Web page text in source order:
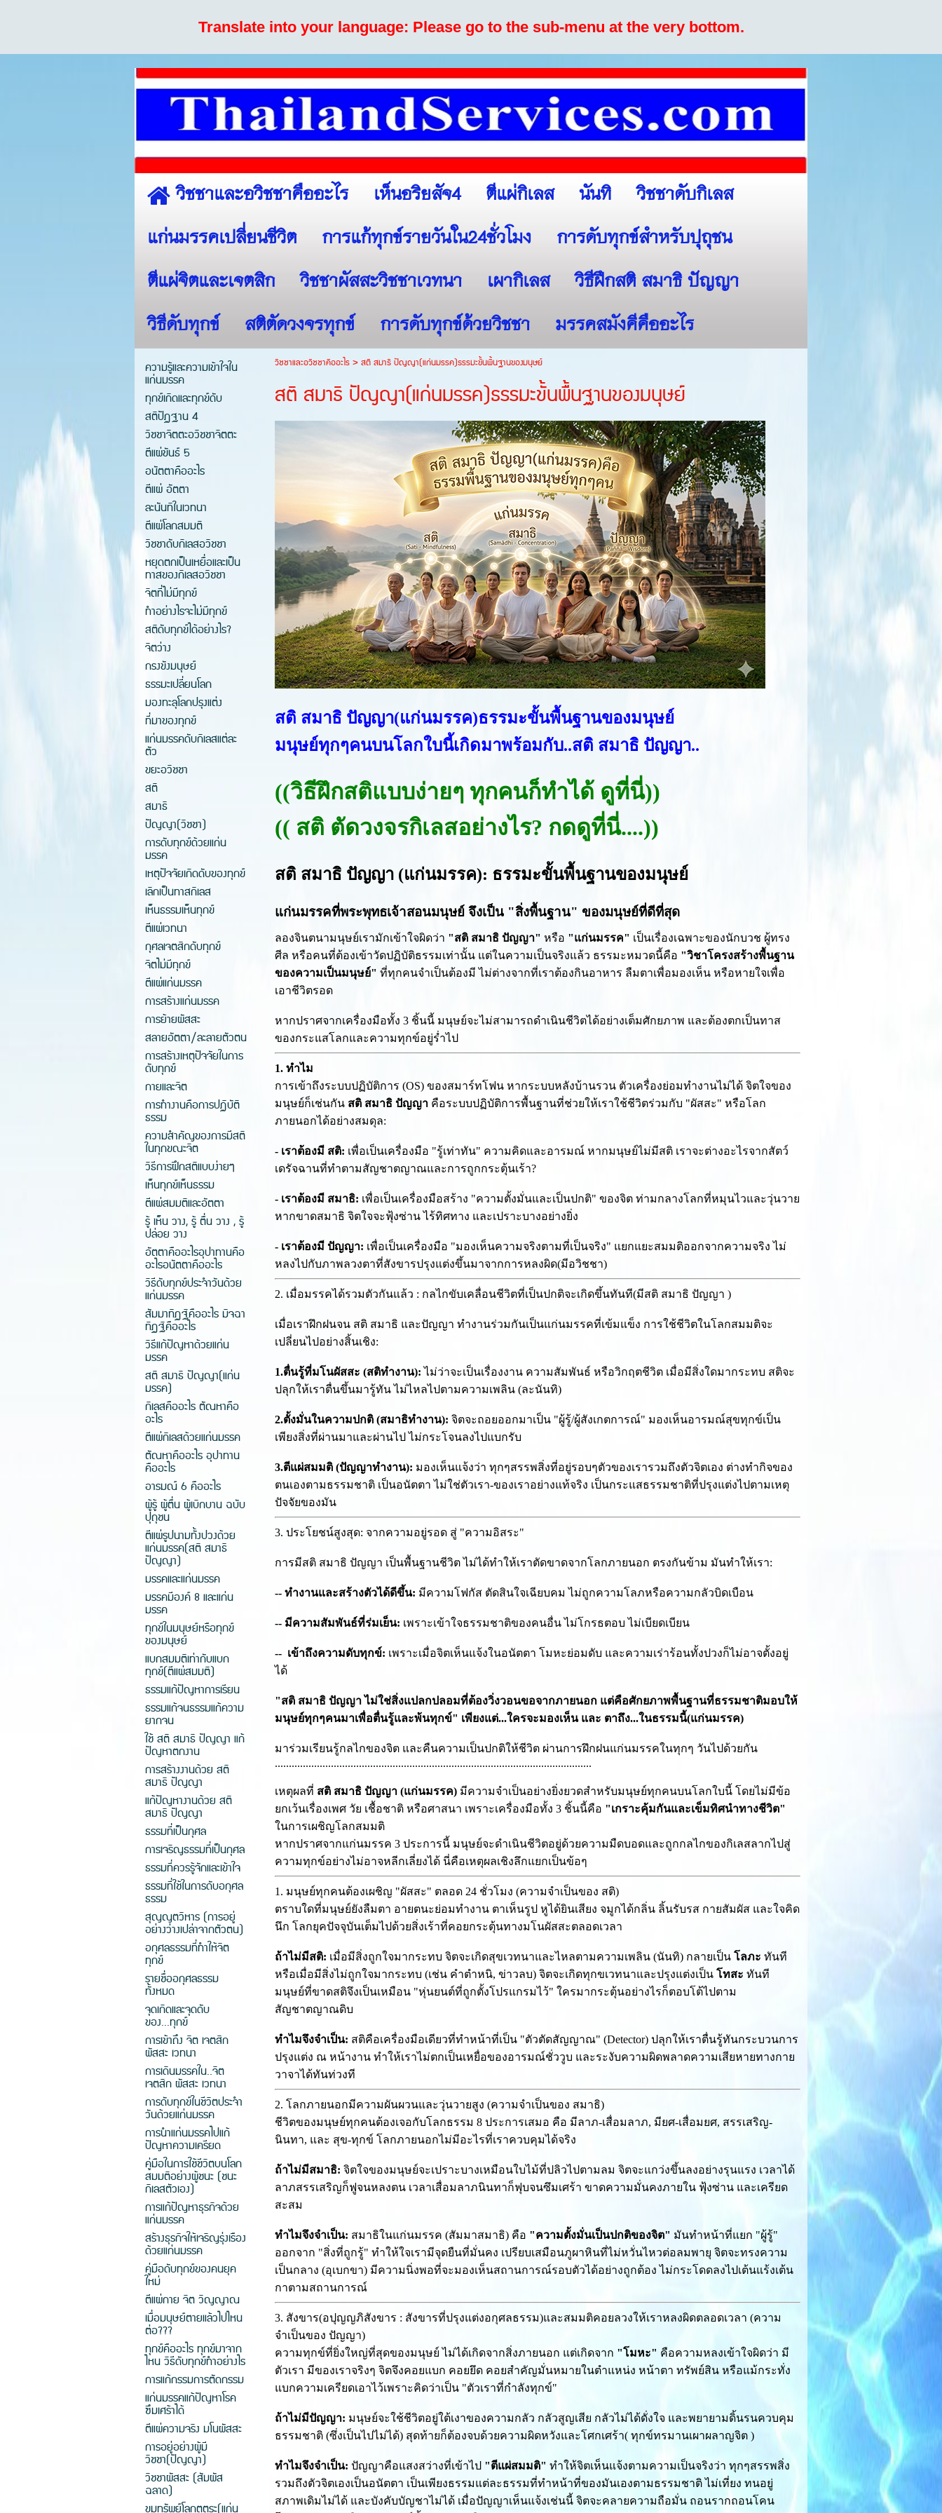
Translate into your language: Please go to the sub-menu at the very bottom.
วิชชาและอวิชชาคืออะไร เห็นอริยสัจ4 ตีแผ่กิเลส นันทิ
วิชชาดับกิเลส
แก่นมรรคเปลี่ยนชีวิต
การแก้ทุกข์รายวันใน24ชั่วโมง
การดับทุกข์สำหรับปุถุชน
ตีแผ่จิตและเจตสิก
วิชชาผัสสะวิชชาเวทนา เผากิเลส
วิธีฝึกสติ สมาธิ ปัญญา
วิธีดับทุกข์
สติตัดวงจรทุกข์ การดับทุกข์ด้วยวิชชา มรรคสมังคีคืออะไร
ความรู้และความเข้าใจใน
แก่นมรรค
ทุกข์เกิดและทุกข์ดับ
สติปัฏฐาน 4
วิชชาจิตตะอวิชชาจิตตะ
ตีแผ่ขันธ์ 5
อนัตตาคืออะไร
ตีแผ่ อัตตา
ละนันทิในเวทนา
ตีแผ่โลกสมมติ
วิชชาดับกิเลสอวิชชา
หยุดตกเป็นเหยื่อและเป็น
ทาสของกิเลสอวิชชา
จิตที่ไม่มีทุกข์
ทำอย่างไรจะไม่มีทุกข์
สติดับทุกข์ได้อย่างไร?
จิตว่าง
กรงขังมนุษย์
ธรรมะเปลี่ยนโลก
มองทะลุโลกปรุงแต่ง
ที่มาของทุกข์
แก่นมรรคดับกิเลสแต่ละ
ตัว
ขยะอวิชชา
สติ
สมาธิ
ปัญญา(วิชชา)
การดับทุกข์ด้วยแก่น
มรรค
เหตุปัจจัยเกิดดับของทุกข์
เลิกเป็นทาสกิเลส
เห็นธรรมเห็นทุกข์
ตีแผ่เวทนา
กุศลเจตสิกดับทุกข์
จิตไม่มีทุกข์
ตีแผ่แก่นมรรค
การสร้างแก่นมรรค
การย้ายผัสสะ
สลายอัตตา/ละลายตัวตน
การสร้างเหตุปัจจัยในการ
ดับทุกข์
กายและจิต
การทำงานคือการปฏิบัติ
ธรรม
ความสำคัญของการมีสติ
ในทุกขณะจิต
วิธีการฝึกสติแบบง่ายๆ
เห็นทุกข์เห็นธรรม
ตีแผ่สมมติและอัตตา
รู้ เห็น วาง, รู้ ตื่น วาง , รู้
ปล่อย วาง
อัตตาคืออะไรอุปาทานคือ
อะไรอนัตตาคืออะไร
วิธีดับทุกข์ประจำวันด้วย
แก่นมรรค
สัมมาทิฏฐิคืออะไร มิจฉา
ทิฏฐิคืออะไร
วิธีแก้ปัญหาด้วยแก่น
มรรค
สติ สมาธิ ปัญญา(แก่น
มรรค)
กิเลสคืออะไร ตัณหาคือ
อะไร
ตีแผ่กิเลสด้วยแก่นมรรค
ตัณหาคืออะไร อุปาทาน
คืออะไร
อารมณ์ 6 คืออะไร
ผู้รู้ ผู้ตื่น ผู้เบิกบาน ฉบับ
ปุถุชน
ตีแผ่รูปนามทั้งปวงด้วย
แก่นมรรค(สติ สมาธิ
ปัญญา)
มรรคและแก่นมรรค
มรรคมีองค์ 8 และแก่น
มรรค
ทุกข์ในมนุษย์หรือทุกข์
ของมนุษย์
แบกสมมติเท่ากับแบก
ทุกข์(ตีแผ่สมมติ)
ธรรมแก้ปัญหาการเรียน
ธรรมแก้จนธรรมแก้ความ
ยากจน
ใช้ สติ สมาธิ ปัญญา แก้
ปัญหาตกงาน
การสร้างงานด้วย สติ
สมาธิ ปัญญา
แก้ปัญหางานด้วย สติ
สมาธิ ปัญญา
ธรรมที่เป็นกุศล
การเจริญธรรมที่เป็นกุศล
ธรรมที่ควรรู้จักและเข้าใจ
ธรรมที่ใช้ในการดับอกุศล
ธรรม
สุญญตวิหาร (การอยู่
อย่างว่างเปล่าจากตัวตน)
อกุศลธรรมที่ทำให้จิต
ทุกข์
รายชื่ออกุศลธรรม
ทั้งหมด
จุดเกิดและจุดดับ
ของ...ทุกข์
การเข้าถึง จิต เจตสิก
ผัสสะ เวทนา
การเดินมรรคใน..จิต
เจตสิก ผัสสะ เวทนา
การดับทุกข์ในชีวิตประจำ
วันด้วยแก่นมรรค
การนำแก่นมรรคไปแก้
ปัญหาความเครียด
คู่มือในการใช้ชีวิตบนโลก
สมมติอย่างผู้ชนะ (ชนะ
กิเลสตัวเอง)
การแก้ปัญหาธุรกิจด้วย
แก่นมรรค
สร้างธุรกิจให้เจริญรุ่งเรือง
ด้วยแก่นมรรค
คู่มือดับทุกข์ของคนยุค
ใหม่
ตีแผ่กาย จิต วิญญาณ
เมื่อมนุษย์ตายแล้วไปไหน
ต่อ???
ทุกข์คืออะไร ทุกข์มาจาก
ไหน วิธีดับทุกข์ทำอย่างไร
การแก้กรรมการตัดกรรม
แก่นมรรคแก้ปัญหาโรค
ซึมเศร้าได้
ตีแผ่ความจริง มโนผัสสะ
การอยู่อย่างผู้มี
วิชชา(ปัญญา)
วิชชาผัสสะ (สัมผัส
ฉลาด)
ขุมทรัพย์โลกุตตระ(แก่น
วิชชาและอวิชชาคืออะไร>สติ สมาธิ ปัญญา(แก่นมรรค)ธรรมะขั้นพื้นฐานของมนุษย์
สติ สมาธิ ปัญญา(แก่นมรรค)ธรรมะขั้นพื้นฐานของมนุษย์
สติ สมาธิ ปัญญา(แก่นมรรค)ธรรมะขั้นพื้นฐานของมนุษย์
มนุษย์ทุกๆคนบนโลกใบนี้เกิดมาพร้อมกับ..สติ สมาธิ ปัญญา..
((วิธีฝึกสติแบบง่ายๆ ทุกคนก็ทำได้ ดูที่นี่))
(( สติ ตัดวงจรกิเลสอย่างไร? กดดูที่นี่....))
สติ สมาธิ ปัญญา (แก่นมรรค): ธรรมะขั้นพื้นฐานของมนุษย์
แก่นมรรคที่พระพุทธเจ้าสอนมนุษย์ จึงเป็น "สิ่งพื้นฐาน" ของมนุษย์ที่ดีที่สุด
ลองจินตนามนุษย์เรามักเข้าใจผิดว่า "สติ สมาธิ ปัญญา" หรือ "แก่นมรรค" เป็นเรื่องเฉพาะของนักบวช ผู้ทรง
ศีล หรือคนที่ต้องเข้าวัดปฏิบัติธรรมเท่านั้น แต่ในความเป็นจริงแล้ว ธรรมะหมวดนี้คือ "วิชาโครงสร้างพื้นฐาน
ของความเป็นมนุษย์" ที่ทุกคนจำเป็นต้องมี ไม่ต่างจากที่เราต้องกินอาหาร ลืมตาเพื่อมองเห็น หรือหายใจเพื่อ
เอาชีวิตรอด
หากปราศจากเครื่องมือทั้ง 3 ชิ้นนี้ มนุษย์จะไม่สามารถดำเนินชีวิตได้อย่างเต็มศักยภาพ และต้องตกเป็นทาส
ของกระแสโลกและความทุกข์อยู่ร่ำไป
1. ทำไม
การเข้าถึงระบบปฏิบัติการ (OS) ของสมาร์ทโฟน หากระบบหลังบ้านรวน ตัวเครื่องย่อมทำงานไม่ได้ จิตใจของ
มนุษย์ก็เช่นกัน สติ สมาธิ ปัญญา คือระบบปฏิบัติการพื้นฐานที่ช่วยให้เราใช้ชีวิตร่วมกับ "ผัสสะ" หรือโลก
ภายนอกได้อย่างสมดุล:
- เราต้องมี สติ: เพื่อเป็นเครื่องมือ "รู้เท่าทัน" ความคิดและอารมณ์ หากมนุษย์ไม่มีสติ เราจะต่างอะไรจากสัตว์
เดรัจฉานที่ทำตามสัญชาตญาณและการถูกกระตุ้นเร้า?
- เราต้องมี สมาธิ: เพื่อเป็นเครื่องมือสร้าง "ความตั้งมั่นและเป็นปกติ" ของจิต ท่ามกลางโลกที่หมุนไวและวุ่นวาย
หากขาดสมาธิ จิตใจจะฟุ้งซ่าน ไร้ทิศทาง และเปราะบางอย่างยิ่ง
- เราต้องมี ปัญญา: เพื่อเป็นเครื่องมือ "มองเห็นความจริงตามที่เป็นจริง" แยกแยะสมมติออกจากความจริง ไม่
หลงไปกับภาพลวงตาที่สังขารปรุงแต่งขึ้นมาจากการหลงผิด(มีอวิชชา)
2. เมื่อมรรคได้รวมตัวกันแล้ว : กลไกขับเคลื่อนชีวิตที่เป็นปกติจะเกิดขึ้นทันที(มีสติ สมาธิ ปัญญา )
เมื่อเราฝึกฝนจน สติ สมาธิ และปัญญา ทำงานร่วมกันเป็นแก่นมรรคที่เข้มแข็ง การใช้ชีวิตในโลกสมมติจะ
เปลี่ยนไปอย่างสิ้นเชิง:
1.ตื่นรู้ที่มโนผัสสะ (สติทำงาน): ไม่ว่าจะเป็นเรื่องงาน ความสัมพันธ์ หรือวิกฤตชีวิต เมื่อมีสิ่งใดมากระทบ สติจะ
ปลุกให้เราตื่นขึ้นมารู้ทัน ไม่ไหลไปตามความเพลิน (ละนันทิ)
2.ตั้งมั่นในความปกติ (สมาธิทำงาน): จิตจะถอยออกมาเป็น "ผู้รู้/ผู้สังเกตการณ์" มองเห็นอารมณ์สุขทุกข์เป็น
เพียงสิ่งที่ผ่านมาและผ่านไป ไม่กระโจนลงไปแบกรับ
3.ตีแผ่สมมติ (ปัญญาทำงาน): มองเห็นแจ้งว่า ทุกๆสรรพสิ่งที่อยู่รอบๆตัวของเรารวมถึงตัวจิตเอง ต่างทำกิจของ
ตนเองตามธรรมชาติ เป็นอนัตตา ไม่ใช่ตัวเรา-ของเราอย่างแท้จริง เป็นกระแสธรรมชาติที่ปรุงแต่งไปตามเหตุ
ปัจจัยของมัน
3. ประโยชน์สูงสุด: จากความอยู่รอด สู่ "ความอิสระ"
การมีสติ สมาธิ ปัญญา เป็นพื้นฐานชีวิต ไม่ได้ทำให้เราตัดขาดจากโลกภายนอก ตรงกันข้าม มันทำให้เรา:
-- ทำงานและสร้างตัวได้ดีขึ้น: มีความโฟกัส ตัดสินใจเฉียบคม ไม่ถูกความโลภหรือความกลัวบิดเบือน
-- มีความสัมพันธ์ที่ร่มเย็น: เพราะเข้าใจธรรมชาติของคนอื่น ไม่โกรธตอบ ไม่เบียดเบียน
-- เข้าถึงความดับทุกข์: เพราะเมื่อจิตเห็นแจ้งในอนัตตา โมหะย่อมดับ และความเร่าร้อนทั้งปวงก็ไม่อาจตั้งอยู่
ได้
"สติ สมาธิ ปัญญา ไม่ใช่สิ่งแปลกปลอมที่ต้องวิ่งวอนขอจากภายนอก แต่คือศักยภาพพื้นฐานที่ธรรมชาติมอบให้
มนุษย์ทุกๆคนมาเพื่อตื่นรู้และพ้นทุกข์" เพียงแต่...ใครจะมองเห็น และ ตาถึง...ในธรรมนี้(แก่นมรรค)
มาร่วมเรียนรู้กลไกของจิต และคืนความเป็นปกติให้ชีวิต ผ่านการฝึกฝนแก่นมรรคในทุกๆ วันไปด้วยกัน
.................................................................................................................
เหตุผลที่ สติ สมาธิ ปัญญา (แก่นมรรค) มีความจำเป็นอย่างยิ่งยวดสำหรับมนุษย์ทุกคนบนโลกใบนี้ โดยไม่มีข้อ
ยกเว้นเรื่องเพศ วัย เชื้อชาติ หรือศาสนา เพราะเครื่องมือทั้ง 3 ชิ้นนี้คือ "เกราะคุ้มกันและเข็มทิศนำทางชีวิต"
ในการเผชิญโลกสมมติ
หากปราศจากแก่นมรรค 3 ประการนี้ มนุษย์จะดำเนินชีวิตอยู่ด้วยความมืดบอดและถูกกลไกของกิเลสลากไปสู่
ความทุกข์อย่างไม่อาจหลีกเลี่ยงได้ นี่คือเหตุผลเชิงลึกแยกเป็นข้อๆ
1. มนุษย์ทุกคนต้องเผชิญ "ผัสสะ" ตลอด 24 ชั่วโมง (ความจำเป็นของ สติ)
ตราบใดที่มนุษย์ยังลืมตา อายตนะย่อมทำงาน ตาเห็นรูป หูได้ยินเสียง จมูกได้กลิ่น ลิ้นรับรส กายสัมผัส และใจคิด
นึก โลกยุคปัจจุบันเต็มไปด้วยสิ่งเร้าที่คอยกระตุ้นทางมโนผัสสะตลอดเวลา
ถ้าไม่มีสติ: เมื่อมีสิ่งถูกใจมากระทบ จิตจะเกิดสุขเวทนาและไหลตามความเพลิน (นันทิ) กลายเป็นโลภะ ทันที
หรือเมื่อมีสิ่งไม่ถูกใจมากระทบ (เช่น คำตำหนิ, ข่าวลบ) จิตจะเกิดทุกขเวทนาและปรุงแต่งเป็นโทสะ ทันที
มนุษย์ที่ขาดสติจึงเป็นเหมือน "หุ่นยนต์ที่ถูกตั้งโปรแกรมไว้" ใครมากระตุ้นอย่างไรก็ตอบโต้ไปตาม
สัญชาตญาณดิบ
ทำไมจึงจำเป็น: สติคือเครื่องมือเดียวที่ทำหน้าที่เป็น "ตัวตัดสัญญาณ" (Detector) ปลุกให้เราตื่นรู้ทันกระบวนการ
ปรุงแต่ง ณ หน้างาน ทำให้เราไม่ตกเป็นเหยื่อของอารมณ์ชั่ววูบ และระงับความผิดพลาดความเสียหายทางกาย
วาจาได้ทันท่วงที
2. โลกภายนอกมีความผันผวนและวุ่นวายสูง (ความจำเป็นของ สมาธิ)
ชีวิตของมนุษย์ทุกคนต้องเจอกับโลกธรรม 8 ประการเสมอ คือ มีลาภ-เสื่อมลาภ, มียศ-เสื่อมยศ, สรรเสริญ-
นินทา, และ สุข-ทุกข์ โลกภายนอกไม่มีอะไรที่เราควบคุมได้จริง
ถ้าไม่มีสมาธิ: จิตใจของมนุษย์จะเปราะบางเหมือนใบไม้ที่ปลิวไปตามลม จิตจะแกว่งขึ้นลงอย่างรุนแรง เวลาได้
ลาภสรรเสริญก็ฟูจนหลงตน เวลาเสื่อมลาภนินทาก็ฟุบจนซึมเศร้า ขาดความมั่นคงภายใน ฟุ้งซ่าน และเครียด
สะสม
ทำไมจึงจำเป็น: สมาธิในแก่นมรรค (สัมมาสมาธิ) คือ "ความตั้งมั่นเป็นปกติของจิต" มันทำหน้าที่แยก "ผู้รู้"
ออกจาก "สิ่งที่ถูกรู้" ทำให้ใจเรามีจุดยืนที่มั่นคง เปรียบเสมือนภูผาหินที่ไม่หวั่นไหวต่อลมพายุ จิตจะทรงความ
เป็นกลาง (อุเบกขา) มีความนิ่งพอที่จะมองเห็นสถานการณ์รอบตัวได้อย่างถูกต้อง ไม่กระโดดลงไปเต้นแร้งเต้น
กาตามสถานการณ์
3. สังขาร(อปุญญภิสังขาร : สังขารที่ปรุงแต่งอกุศลธรรม)และสมมติคอยลวงให้เราหลงผิดตลอดเวลา (ความ
จำเป็นของ ปัญญา)
ความทุกข์ที่ยิ่งใหญ่ที่สุดของมนุษย์ ไม่ได้เกิดจากสิ่งภายนอก แต่เกิดจาก "โมหะ" คือความหลงเข้าใจผิดว่า มี
ตัวเรา มีของเราจริงๆ จิตจึงคอยแบก คอยยึด คอยสำคัญมั่นหมายในตำแหน่ง หน้าตา ทรัพย์สิน หรือแม้กระทั่ง
แบกความเครียดเอาไว้เพราะคิดว่าเป็น "ตัวเราที่กำลังทุกข์"
ถ้าไม่มีปัญญา: มนุษย์จะใช้ชีวิตอยู่ใต้เงาของความกลัว กลัวสูญเสีย กลัวไม่ได้ดั่งใจ และพยายามดิ้นรนควบคุม
ธรรมชาติ (ซึ่งเป็นไปไม่ได้) สุดท้ายก็ต้องจบด้วยความผิดหวังและโศกเศร้า( ทุกข์ทรมานเผาผลาญจิต )
ทำไมจึงจำเป็น: ปัญญาคือแสงสว่างที่เข้าไป "ตีแผ่สมมติ" ทำให้จิตเห็นแจ้งตามความเป็นจริงว่า ทุกๆสรรพสิ่ง
รวมถึงตัวจิตเองเป็นอนัตตา เป็นเพียงธรรมแต่ละธรรมที่ทำหน้าที่ของมันเองตามธรรมชาติ ไม่เที่ยง ทนอยู่
สภาพเดิมไม่ได้ และบังคับบัญชาไม่ได้ เมื่อปัญญาเห็นแจ้งเช่นนี้ จิตจะคลายความถือมั่น ถอนรากถอนโคน